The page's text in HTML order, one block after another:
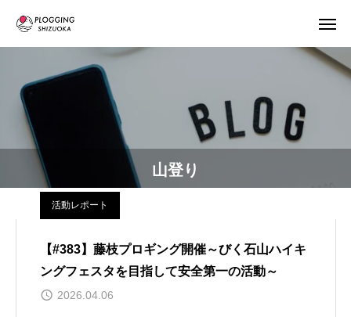
山登り
活動レポート
【#383】藤枝プロギング開催～びく石山ハイキ
ングフェスタを目指して安全第一の活動～
2026.04.06